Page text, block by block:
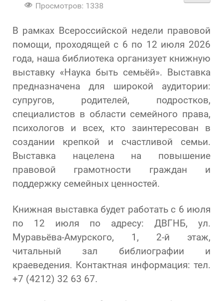
Просмотров: 1338
В рамках Всероссийской недели правовой
помощи, проходящей с 6 по 12 июля 2026
года, наша библиотека организует книжную
выставку «Наука быть семьёй». Выставка
предназначена для широкой аудитории:
супругов, родителей, подростков,
специалистов в области семейного права,
психологов и всех, кто заинтересован в
создании крепкой и счастливой семьи.
Выставка нацелена на повышение
правовой грамотности граждан и
поддержку семейных ценностей.
Книжная выставка будет работать с 6 июля
по 12 июля по адресу: ДВГНБ, ул.
Муравьёва-Амурского, 1, 2-й этаж,
читальный зал библиографии и
краеведения. Контактная информация: тел.
+7 (4212) 32 63 67.